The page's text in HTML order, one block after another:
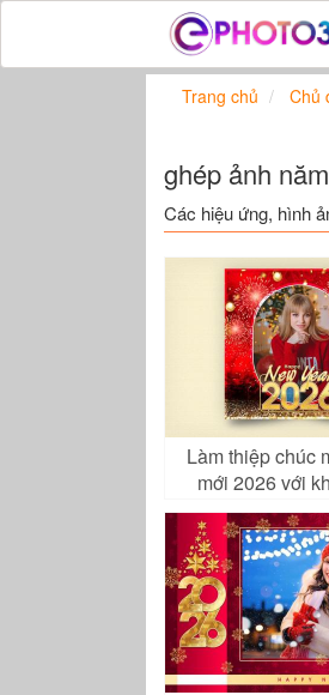
Trang chủ Chủ
ghép ảnh
Các hiệu ứng, hình
Làm thiệp chúc
mới 2026 với